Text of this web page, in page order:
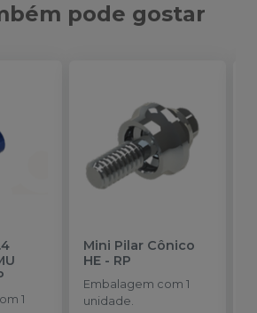
pode gostar
1
Mini Pilar Cônico
HE- RP
Embalagem com 1
unidade.